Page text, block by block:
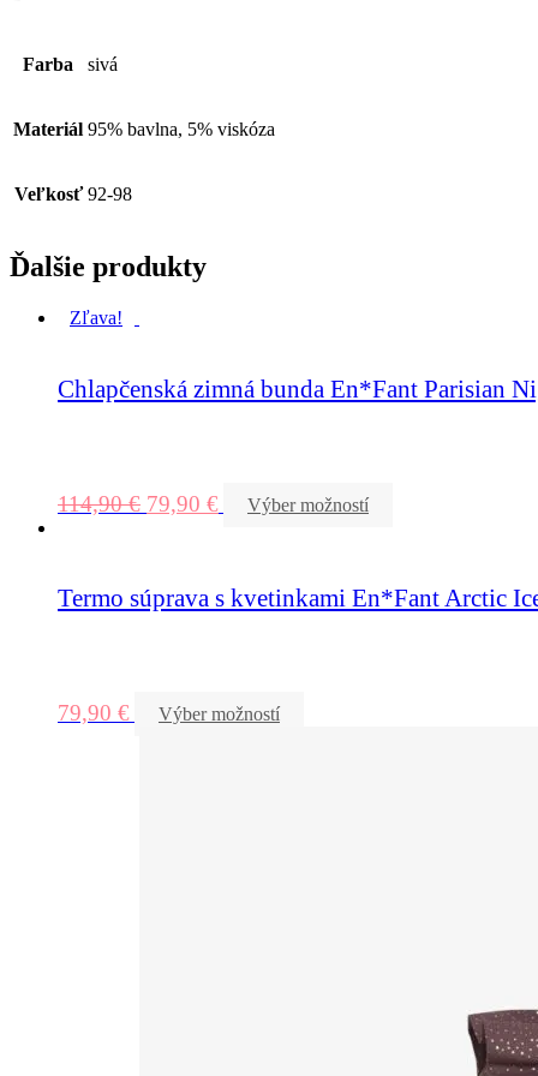
Farba sivá
Materiál 95% bavlna, 5% viskóza
Veľkosť 92-98
Ďalšie produkty
Zľava!
Chlapčenská zimná bunda En*Fant Parisian
114,90€ 79,90 € Výber možností
Termo súprava s kvetinkami En*Fant Arctic
79,90 € Výber možností